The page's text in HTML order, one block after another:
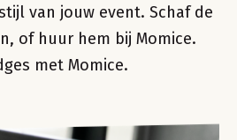
van jouw event. Schaf de
of huur hem bij Momice.
met Momice.